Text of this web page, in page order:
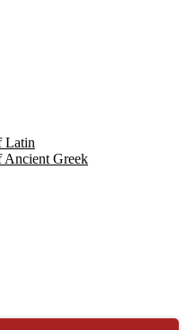
Latin
Ancient Greek